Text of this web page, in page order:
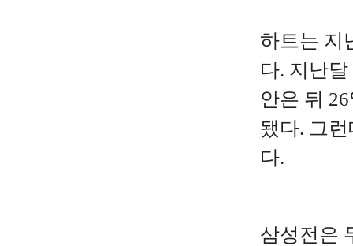
하트는 지
다. 지난
안은 뒤
됐다. 그
다.
삼성전은